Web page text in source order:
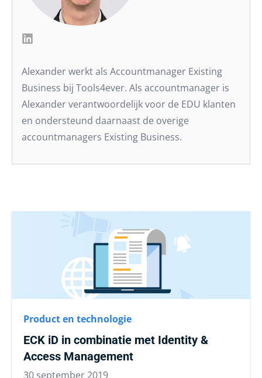
Alexander werkt als Accountmanager Existing
Business bij Tools4ever. Als accountmanager is
Alexander verantwoordelijk voor de EDU klanten
en ondersteund daarnaast de overige
accountmanagers Existing Business.
Product en technologie
ECK iD in combinatie met Identity &
Access Management
30 september 2019